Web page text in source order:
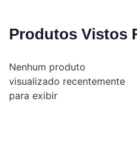
Produtos Vistos
Nenhum produto
visualizado recentemente
para exibir